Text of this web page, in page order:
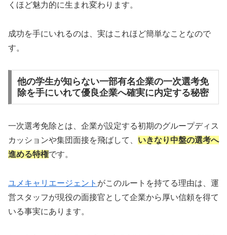
くほど魅力的に生まれ変わります。
成功を手にいれるのは、実はこれほど簡単なことなので
す。
他の学生が知らない一部有名企業の一次選考免
除を手にいれて優良企業へ確実に内定する秘密
一次選考免除とは、企業が設定する初期のグループディス
カッションや集団面接を飛ばして、 いきなり中盤の選考へ
進める特権です。
ユメキャリエージェント がこのルートを持てる理由は、運
営スタッフが現役の面接官として企業から厚い信頼を得て
いる事実にあります。